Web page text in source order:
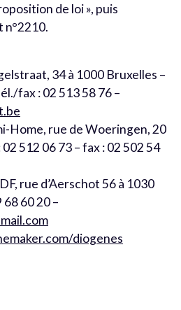
de loi », puis
n°2210.
34 à 1000 Bruxelles –
fax : 02 513 58 76 –
Home, rue de Woeringen, 20
512 06 73 – fax : 02 502 54
rue d’Aerschot 56 à 1030
68 60 20 –
diogenes